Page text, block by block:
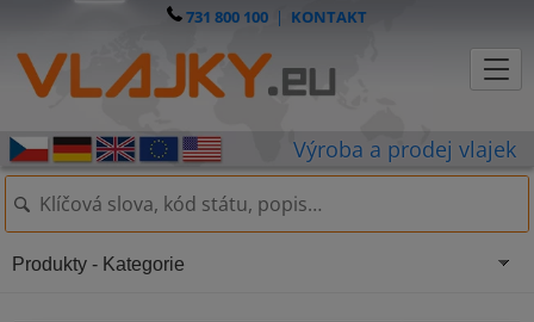
731 800 100 | KONTAKT
Produkty - Kategorie